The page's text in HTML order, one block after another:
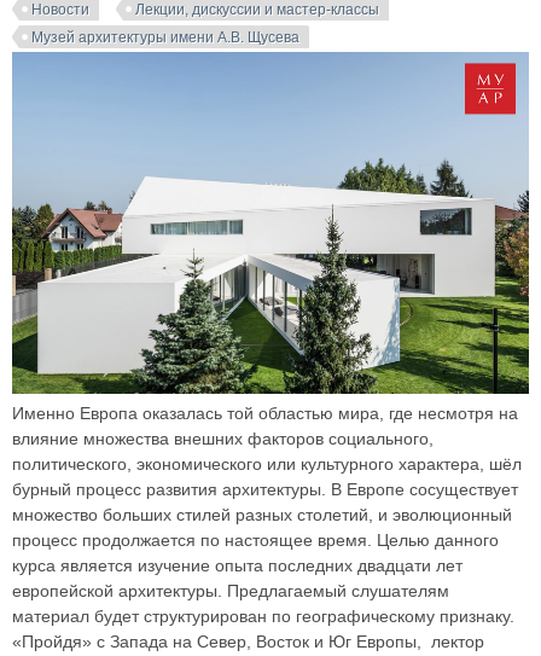
Новости
Лекции, дискуссии и мастер-классы
Музей архитектуры имени А.В. Щусева
Именно Европа оказалась той областью мира, где несмотря на
влияние множества внешних факторов социального,
политического, экономического или культурного характера, шёл
бурный процесс развития архитектуры. В Европе сосуществует
множество больших стилей разных столетий, и эволюционный
процесс продолжается по настоящее время. Целью данного
курса является изучение опыта последних двадцати лет
европейской архитектуры. Предлагаемый слушателям
материал будет структурирован по географическому признаку.
«Пройдя» с Запада на Север, Восток и Юг Европы, лектор